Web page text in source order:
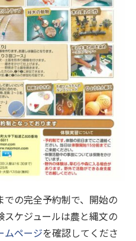
の完全予約制で、開始の
ケジュールは農と縄文の
ムページを確認してくださ